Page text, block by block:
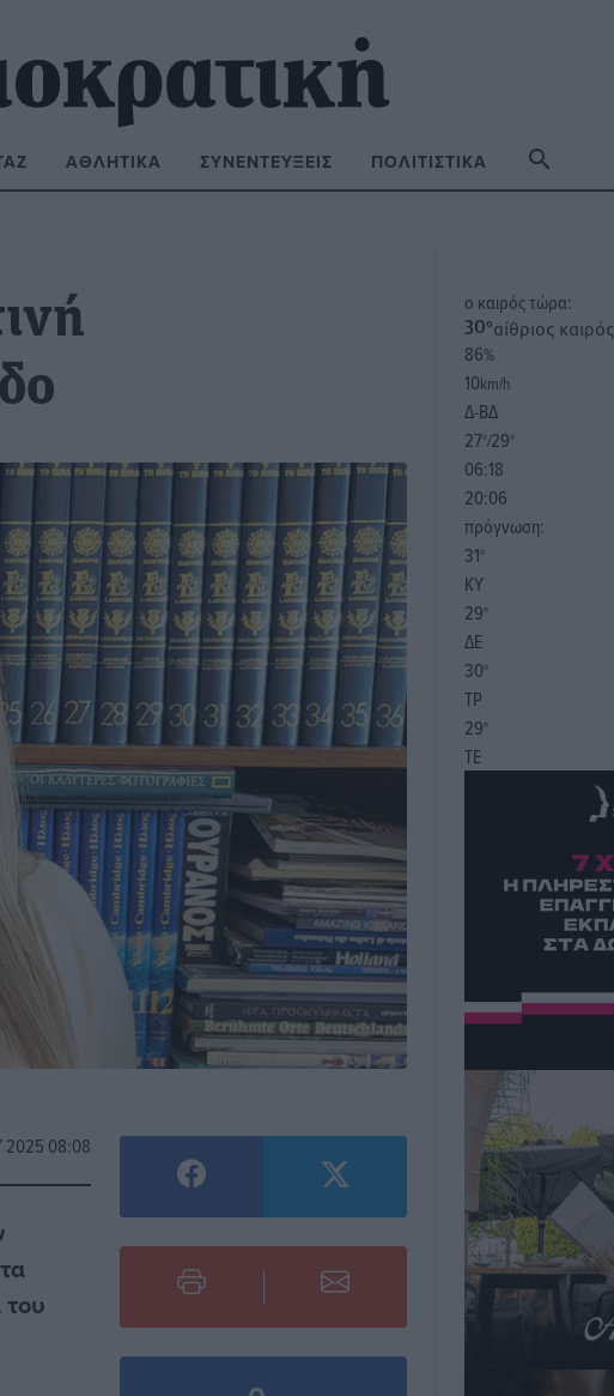
ΑΘΛΗΤΙΚΆ ΣΥΝΕΝΤΕΎΞΕΙΣ ΠΟΛΙΤΙΣΤΙΚΆ
2025 08:08
του
o καιρός τώρα:
30°αίθριος καιρός
86%
10km/h
Δ-ΒΔ
27°/29°
06:18
20:06
πρόγνωση:
31°
ΚΥ
29°
ΔΕ
30°
ΤΡ
29°
ΤΕ